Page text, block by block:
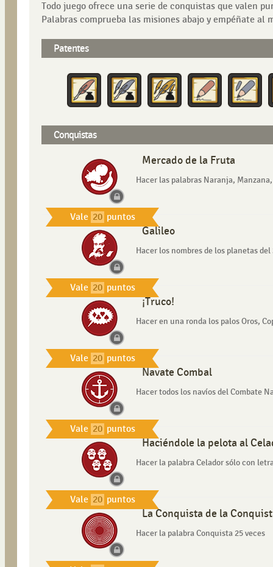
Todo juego ofrece una serie de conquistas que valen
Palabras comprueba las misiones abajo y empéñate
Patentes
Conquistas
Vale 20 puntos
Mercado de la Fruta
Hacer las palabras Naranja,
Vale 20 puntos
Galileo
Hacer los nombres de los planetas
Vale 20 puntos
¡Truco!
Hacer en una ronda los palos Oros,
Vale 20 puntos
Navate Combal
Hacer todos los navíos del Combate
Vale 20 puntos
Haciéndole la pelota al
Hacer la palabra Celador sólo con
La Conquista de la
Hacer la palabra Conquista 25 veces